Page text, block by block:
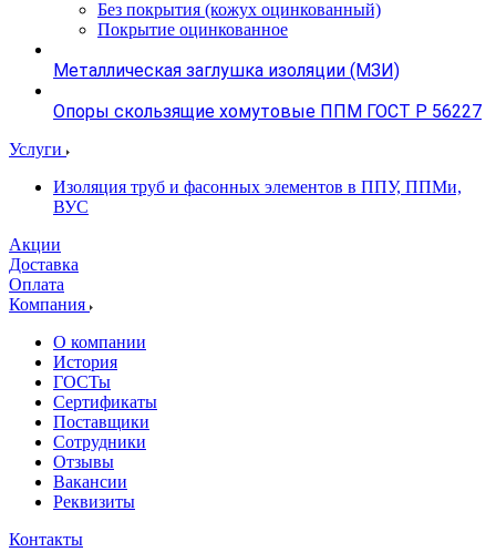
Без покрытия (кожух оцинкованный)
Покрытие оцинкованное
Металлическая заглушка изоляции (МЗИ)
Опоры скользящие хомутовые ППМ ГОСТ Р 56227
Услуги
Изоляция труб и фасонных элементов в ППУ, ППМи,
ВУС
Акции
Доставка
Оплата
Компания
О компании
История
ГОСТы
Сертификаты
Поставщики
Сотрудники
Отзывы
Вакансии
Реквизиты
Контакты